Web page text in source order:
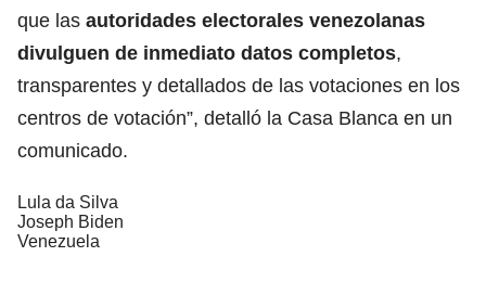
que las autoridades electorales venezolanas
divulguen de inmediato datos completos,
transparentes y detallados de las votaciones en los
centros de votación”, detalló la Casa Blanca en un
comunicado.
Lula da Silva
Joseph Biden
Venezuela